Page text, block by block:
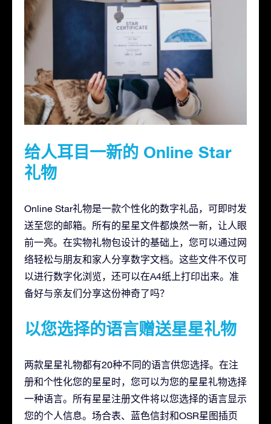
给人耳目一新的 Online Star
礼物
Online Star礼物是一款个性化的数字礼品，可即时发
送至您的邮箱。所有的星星文件都焕然一新，让人眼
前一亮。在实物礼物包设计的基础上，您可以通过网
络轻松与朋友和家人分享数字文档。这些文件不仅可
以进行数字化浏览，还可以在A4纸上打印出来。准
备好与亲友们分享这份神奇了吗？
以您选择的语言赠送星星礼物
两款星星礼物都有20种不同的语言供您选择。在注
册和个性化您的星星时，您可以为您的星星礼物选择
一种语言。所有星星注册文件将以您选择的语言显示
您的个人信息。场合表、蓝色信封和OSR星图插页